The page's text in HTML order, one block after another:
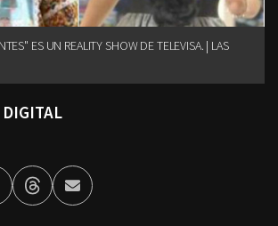
ES UN REALITY SHOW DE TELEVISA. | LAS
ThreadsEnviar
por